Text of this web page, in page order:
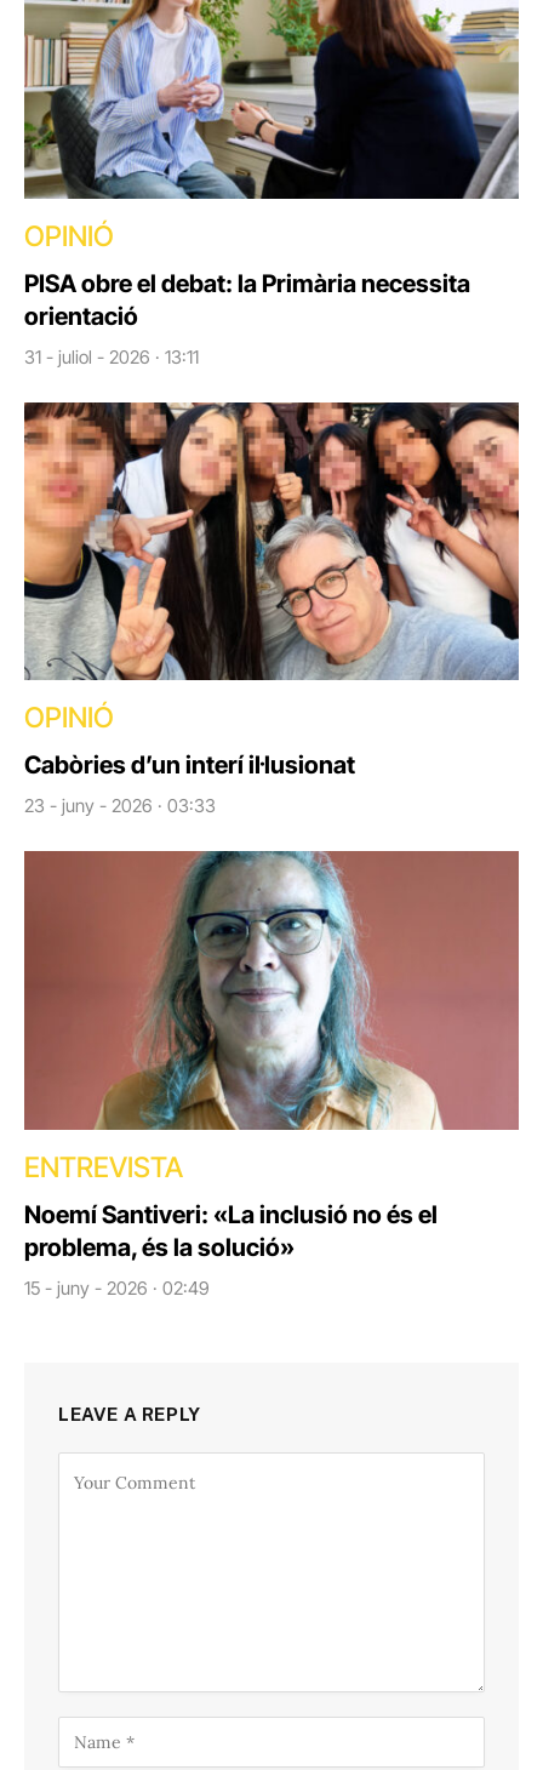
OPINIÓ
PISA obre el debat: la Primària necessita
orientació
31 - juliol - 2026 · 13:11
OPINIÓ
Cabòries d’un interí il·lusionat
23 - juny - 2026 · 03:33
ENTREVISTA
Noemí Santiveri: «La inclusió no és el
problema, és la solució»
15 - juny - 2026 · 02:49
LEAVE A REPLY